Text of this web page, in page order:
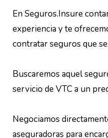
En Seguros.Insure
experiencia y te
contratar seguros que
Buscaremos aquel
servicio de VTC a un
Negociamos
aseguradoras para